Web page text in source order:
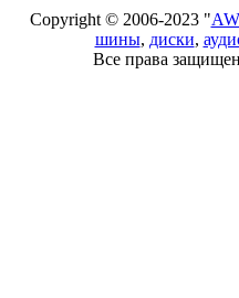
Copyright © 2006-2023 "
шины, диски,
Все права